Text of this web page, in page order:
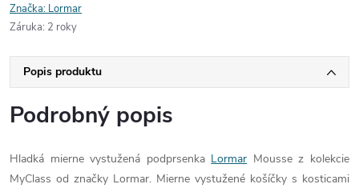
Značka: Lormar
Záruka: 2 roky
Popis produktu
Podrobný popis
Hladká mierne vystužená podprsenka Lormar Mousse z kolekcie
MyClass od značky Lormar. Mierne vystužené košíčky s kosticami